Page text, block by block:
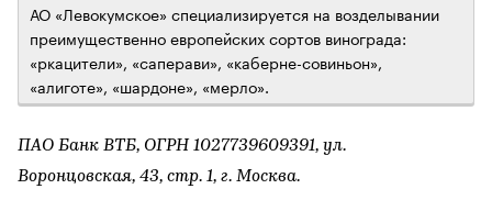
АО «Левокумское» специализируется на возделывании
преимущественно европейских сортов винограда:
«ркацители», «саперави», «каберне-совиньон»,
«алиготе», «шардоне», «мерло».
ПАО Банк ВТБ, ОГРН 1027739609391, ул.
Воронцовская, 43, стр. 1, г. Москва.